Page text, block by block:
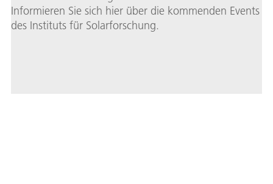
Informieren Sie sich hier über die kommenden Events
des Instituts für Solarforschung.